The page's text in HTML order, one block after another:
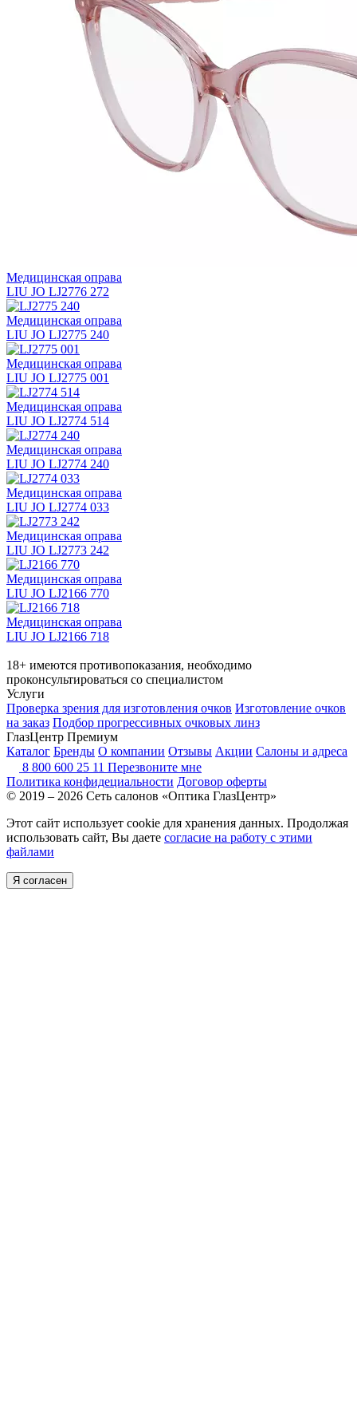
Медицинская оправа
LIU JO LJ2776 272
Медицинская оправа
LIU JO LJ2775 240
Медицинская оправа
LIU JO LJ2775 001
Медицинская оправа
LIU JO LJ2774 514
Медицинская оправа
LIU JO LJ2774 240
Медицинская оправа
LIU JO LJ2774 033
Медицинская оправа
LIU JO LJ2773 242
Медицинская оправа
LIU JO LJ2166 770
Медицинская оправа
LIU JO LJ2166 718
18+ имеются противопоказания, необходимо
проконсультироваться со специалистом
Услуги
Проверка зрения для изготовления очков Изготовление очков
на заказ Подбор прогрессивных очковых линз
ГлазЦентр Премиум
Каталог Бренды О компании Отзывы Акции Салоны и адреса
8 800 600 25 11 Перезвоните мне
Политика конфидециальности Договор оферты
© 2019 – 2026 Сеть салонов «Оптика ГлазЦентр»
Этот сайт использует cookie для хранения данных. Продолжая
использовать сайт, Вы даете согласие на работу с этими
файлами
Я согласен